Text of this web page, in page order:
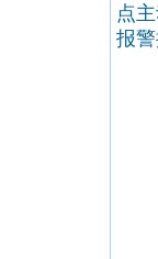
点
报